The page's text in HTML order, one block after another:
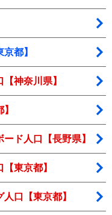
都】
神奈川県】
ド人口【長野県】
東京都】
口【東京都】